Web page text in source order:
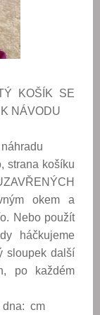
KOŠÍK SE
NÁVODU
strana košíku
okem a
Nebo použít
háčkujeme
sloupek další
po každém
dna: cm